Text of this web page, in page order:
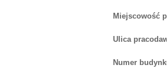
Miejscowość
Ulica
Numer